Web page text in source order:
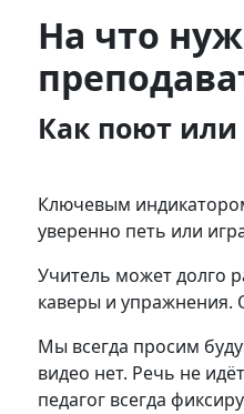
На что
Как поют или
Ключевым
уверенно петь или
Учитель может долго
каверы и упражнения.
Мы всегда просим
видео нет. Речь не
педагог всегда